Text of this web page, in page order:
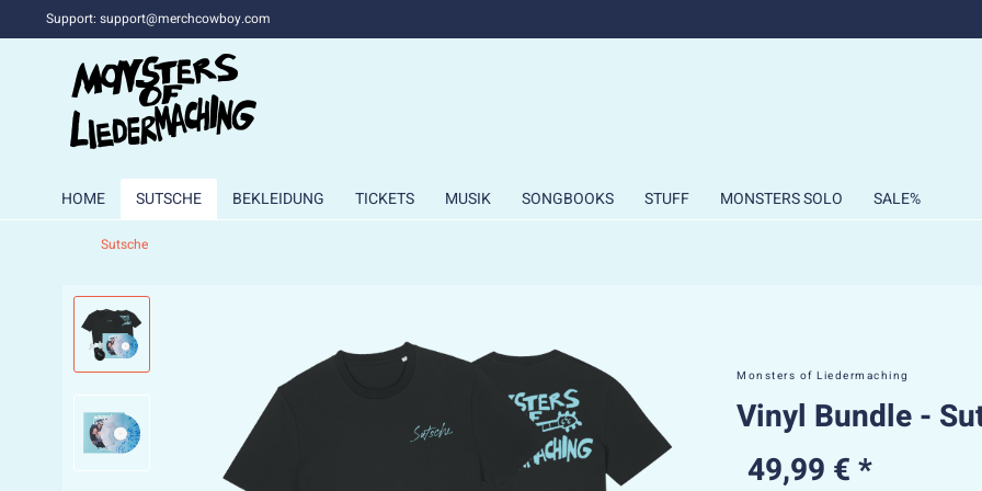
Support: support@merchcowboy.com
HOME SUTSCHE BEKLEIDUNG TICKETS MUSIK SONGBOOKS STUFF MONSTERS SOLO SALE%
Sutsche
Monsters of Liedermaching
Vinyl Bundle -
49,99 € *